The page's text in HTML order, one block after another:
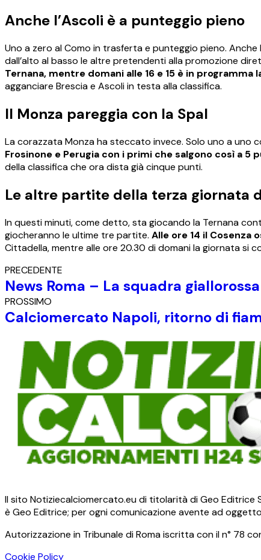
Anche l’Ascoli è a punteggio pieno
Uno a zero al Como in trasferta e punteggio pieno.
dall’alto al basso le altre pretendenti alla promozione
Ternana, mentre domani alle 16 e 15 è in
agganciare Brescia e Ascoli in testa alla classifica.
Il Monza pareggia con la Spal
La corazzata Monza ha steccato invece. Solo uno a uno
Frosinone e Perugia con i primi che salgono così a 5
della classifica che ora dista già cinque punti.
Le altre partite della terza giornata
In questi minuti, come detto, sta giocando la Ternana
giocheranno le ultime tre partite. Alle ore 14 il Cosenza
Cittadella, mentre alle ore 20.30 di domani la giornata si
PRECEDENTE
News Roma – La squadra
PROSSIMO
Calciomercato Napoli, ritorno di
Il sito Notiziecalciomercato.eu di titolarità di Geo Editrice
è Geo Editrice; per ogni comunicazione avente ad
Autorizzazione in Tribunale di Roma iscritta con il n° 78
Cookie Policy